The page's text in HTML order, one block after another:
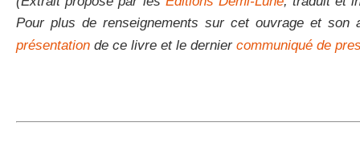
Pour plus de renseignements sur cet ouvrage et
présentation de ce livre et le dernier communiqué de